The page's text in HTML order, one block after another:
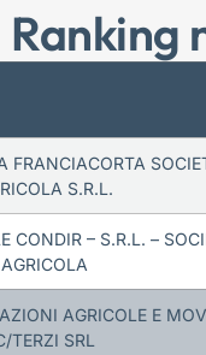
Ranking
FRANCIACORTA
S.R.L.
CONDIR – S.R.L. –
AGRICOLA
AGRICOLE E
TERZI SRL